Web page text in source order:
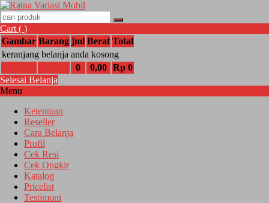
Cart ( )
Gambar Barang jml Berat Total
keranjang belanja anda kosong
0
0,00 Rp 0
Selesai Belanja
Menu
Ketentuan
Reseller
Cara Belanja
Profil
Cek Resi
Cek Ongkir
Katalog
Pricelist
Testimoni